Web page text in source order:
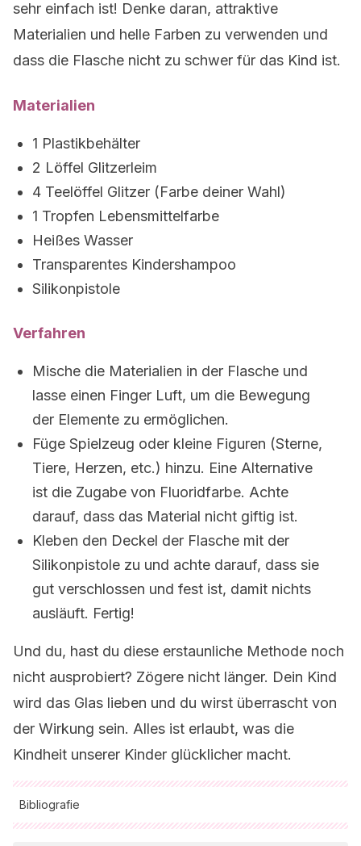
sehr einfach ist! Denke daran, attraktive
Materialien und helle Farben zu verwenden und
dass die Flasche nicht zu schwer für das Kind ist.
Materialien
1 Plastikbehälter
2 Löffel Glitzerleim
4 Teelöffel Glitzer (Farbe deiner Wahl)
1 Tropfen Lebensmittelfarbe
Heißes Wasser
Transparentes Kindershampoo
Silikonpistole
Verfahren
Mische die Materialien in der Flasche und
lasse einen Finger Luft, um die Bewegung
der Elemente zu ermöglichen.
Füge Spielzeug oder kleine Figuren (Sterne,
Tiere, Herzen, etc.) hinzu. Eine Alternative
ist die Zugabe von Fluoridfarbe. Achte
darauf, dass das Material nicht giftig ist.
Kleben den Deckel der Flasche mit der
Silikonpistole zu und achte darauf, dass sie
gut verschlossen und fest ist, damit nichts
ausläuft. Fertig!
Und du, hast du diese erstaunliche Methode noch
nicht ausprobiert? Zögere nicht länger. Dein Kind
wird das Glas lieben und du wirst überrascht von
der Wirkung sein. Alles ist erlaubt, was die
Kindheit unserer Kinder glücklicher macht.
Bibliografie
Alle zitierten Quellen wurden von unserem Team gründlich